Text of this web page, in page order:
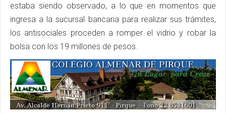
estaba siendo observado, a lo que en momentos que
ingresa a la sucursal bancaria para realizar sus trámites,
los antisociales proceden a romper el vidrio y robar la
bolsa con los 19 millones de pesos.